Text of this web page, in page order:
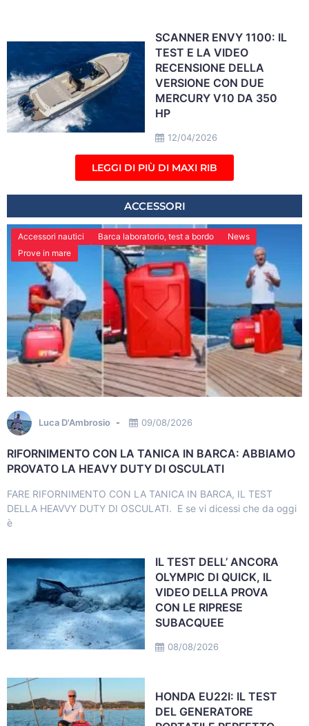
12/04/2026
SCANNER ENVY 1100: IL
TEST E LA VIDEO
RECENSIONE DELLA
VERSIONE CON DUE
MERCURY V10 DA 350
HP
LEGGI DI PIÙ DI MAXI RIB
ACCESSORI
Accessori nautici Barca laboratorio, test a bordo
News
Prove in mare
Luca D'Ambrosio 09/08/2026
RIFORNIMENTO CON LA TANICA IN BARCA: ABBIAMO
PROVATO LA HEAVY DUTY DI OSCULATI
FARE RIFORNIMENTO CON LA TANICA IN BARCA, IL TEST
DELLA HEAVVY DUTY DI OSCULATI. E se vi dicessi che da oggi
è
08/08/2026
IL TEST DELL’ ANCORA
OLYMPIC DI QUICK, IL
VIDEO DELLA PROVA
CON LE RIPRESE
SUBACQUEE
HONDA EU22I: IL TEST
DEL GENERATORE